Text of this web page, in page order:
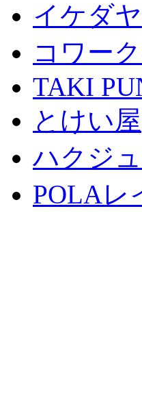
イケダヤ
コワー
TAKI
とけい屋
ハクジ
POLAレ